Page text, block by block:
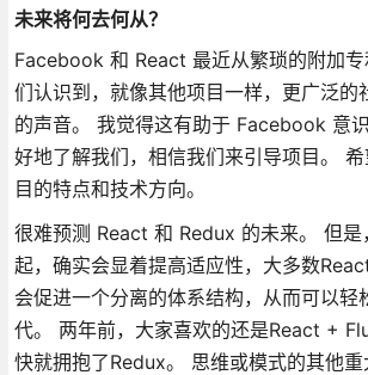
未来将何去何从？
Facebook 和 React 最近从繁琐的附加
们认识到，就像其他项目一样，更广泛的
的声音。 我觉得这有助于 Facebook 意
好地了解我们，相信我们来引导项目。
目的特点和技术方向。
很难预测 React 和 Redux 的未来。 但是
起，确实会显着提高适应性，大多数
会促进一个分离的体系结构，从而可以轻
代。 两年前，大家喜欢的还是React +
快就拥抱了Redux。 思维或模式的其他